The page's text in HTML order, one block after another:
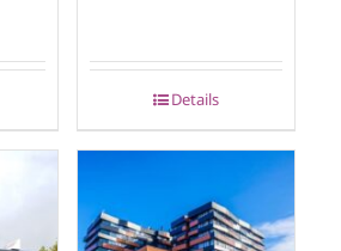
Details